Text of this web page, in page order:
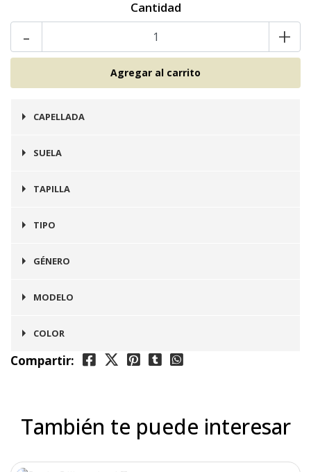
Cantidad
- +
CAPELLADA
Cuero
SUELA
Prefinito
TAPILLA
Integrada en Suela
TIPO
Botín
GÉNERO
Mujer
MODELO
Bilbao
COLOR
Negro
Compartir:
También te puede interesar